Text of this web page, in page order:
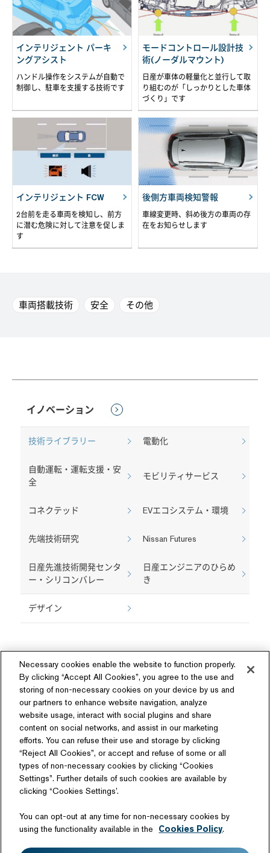
インテリジェント パーキ
ングアシスト
ハンドル操作をシステムが自動で
制御し、駐車を支援する技術です
モードコントロール設計技
術(ノーダルマウント)
日産が車体の軽量化と並行して取
り組むのが「しっかりとした車体
づくり」です
インテリジェント FCW
2台前を走る車両を検知し、前方
に潜む危険に対して注意を促しま
す
後側方車両検知警報
車線変更時、斜め後方の車両の存
在をお知らせします
車両搭載技術 安全 その他
イノベーション
技術ライブラリー 電動化
自動運転・運転支援・安
全
モビリティサービス
コネクテッド EVエコシステム・環境
先端技術研究 Nissan Futures
日産先進技術開発センタ
ー・シリコンバレー
日産エンジニアのひらめ
き
デザイン
ソーシャルメディア
関連サイト
日産自動車硬式野球部
サイトマップ このサイトについて
Necessary cookies enable the website to function properly.
By clicking “Accept All Cookies”, you agree to the use and
storing of non-necessary cookies on your device by us and
our partners to enhance website navigation, analyze
website usage, interact with social plugins and share
content on social networks, and assist in our marketing
efforts. You can refuse their use and storage by clicking
“Reject All Cookies”, or accept and refuse of some or all
types of non-necessary cookies by clicking “Cookies
Settings”. Further details of such cookies are available by
clicking “Cookies Settings’.
You can opt-out at any time for non-necessary cookies by
using the functionality available in the
Cookies Policy.